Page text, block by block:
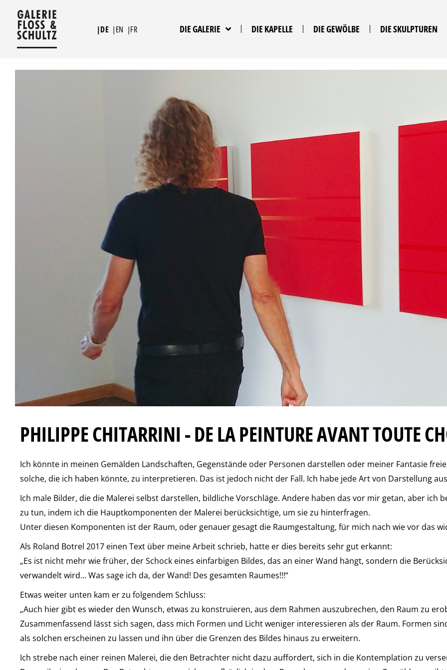
springen
|DE |EN |FR DIE GALERIE DIE KAPELLE DIE GEWÖLBE DIE SKULPTUREN
PHILIPPE CHITARRINI - DE LA PEINTURE AVANT TOUTE
Ich könnte in meinen Gemälden Landschaften, Gegenstände oder Personen darstellen oder meiner Fantasie
solche, die ich haben könnte, zu interpretieren. Das ist jedoch nicht der Fall. Ich habe jede Art von Darstellung
Ich male Bilder, die die Malerei selbst darstellen, bildliche Vorschläge. Andere haben das vor mir getan, aber ich
zu tun, indem ich die Hauptkomponenten der Malerei berücksichtige, um sie zu hinterfragen.
Unter diesen Komponenten ist der Raum, oder genauer gesagt die Raumgestaltung, für mich nach wie vor das
Als Roland Botrel 2017 einen Text über meine Arbeit schrieb, hatte er dies bereits sehr gut erkannt:
„Es ist nicht mehr wie früher, der Schock eines einfarbigen Bildes, das an einer Wand hängt, sondern die
verwandelt wird… Was sage ich da, der Wand! Des gesamten Raumes!!!“
Etwas weiter unten kam er zu folgendem Schluss:
„Auch hier gibt es wieder den Wunsch, etwas zu konstruieren, aus dem Rahmen auszubrechen, den Raum zu
Zusammenfassend lässt sich sagen, dass mich Formen und Licht weniger interessieren als der Raum. Formen
als solchen erscheinen zu lassen und ihn über die Grenzen des Bildes hinaus zu erweitern.
Ich strebe nach einer reinen Malerei, die den Betrachter nicht dazu auffordert, sich in die Kontemplation zu